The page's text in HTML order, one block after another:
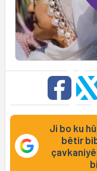
Ji bo ku
bêtir